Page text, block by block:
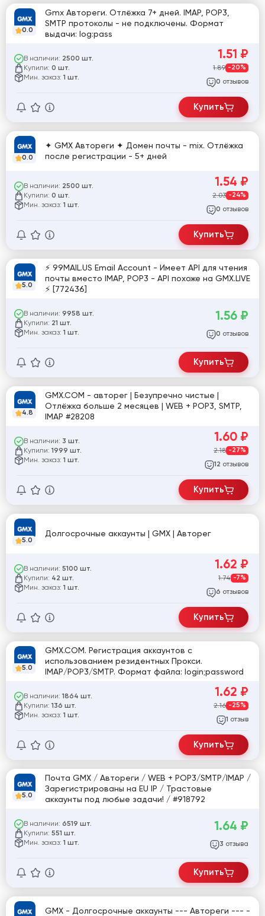
0.0
Gmx Автореги. Отлёжка 7+ дней. IMAP, POP3,
SMTP протоколы - не подключены. Формат
выдачи: log:pass
В наличии: 2500 шт.
Купили: 0 шт.
Мин. заказ: 1 шт.
1.51 ₽
1.89 -20%
0 отзывов
Купить
0.0
✦ GMX Автореги ✦ Домен почты - mix. Отлёжка
после регистрации - 5+ дней
В наличии: 2500 шт.
Купили: 0 шт.
Мин. заказ: 1 шт.
1.54 ₽
2.03 -24%
0 отзывов
Купить
5.0
⚡ 99MAIL.US Email Account - Имеет API для чтения
почты вместо IMAP, POP3 - API похоже на GMX.LIVE
⚡ [772436]
В наличии: 9958 шт.
Купили: 21 шт.
Мин. заказ: 1 шт.
1.56 ₽
0 отзывов
Купить
4.8
GMX.COM - авторег | Безупречно чистые |
Отлёжка больше 2 месяцев | WEB + POP3, SMTP,
IMAP #28208
В наличии: 3 шт.
Купили: 1999 шт.
Мин. заказ: 1 шт.
1.60 ₽
2.18 -27%
12 отзывов
Купить
5.0
Долгосрочные аккаунты | GMX | Авторег
В наличии: 5100 шт.
Купили: 42 шт.
Мин. заказ: 1 шт.
1.62 ₽
1.74 -7%
6 отзывов
Купить
5.0
GMX.COM. Регистрация аккаунтов с
использованием резидентных Прокси.
IMAP/POP3/SMTP. Формат файла: login;password
В наличии: 1864 шт.
Купили: 136 шт.
Мин. заказ: 1 шт.
1.62 ₽
2.16 -25%
1 отзыв
Купить
5.0
Почта GMX / Автореги / WEB + POP3/SMTP/IMAP /
Зарегистрированы на EU IP / Трастовые
аккаунты под любые задачи! / #918792
В наличии: 6519 шт.
Купили: 551 шт.
Мин. заказ: 1 шт.
1.64 ₽
3 отзыва
Купить
GMX - Долгосрочные аккаунты --- Автореги --- -